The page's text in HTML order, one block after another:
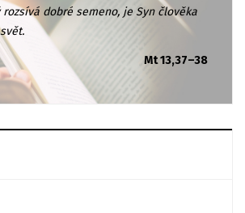
rozsívá dobré semeno, je Syn člověka
Mt 13,37–38